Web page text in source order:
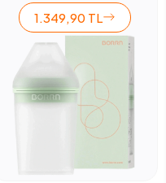
1.349,90 TL